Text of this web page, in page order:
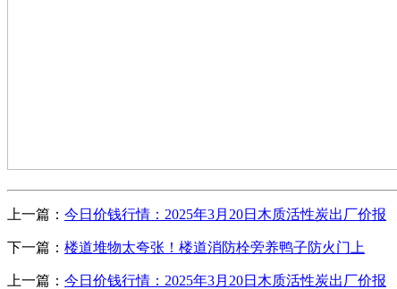
上一篇： 今日价钱行情：2025年3月20日木质活性炭出厂价报
下一篇： 楼道堆物太夸张！楼道消防栓旁养鸭子防火门上
上一篇： 今日价钱行情：2025年3月20日木质活性炭出厂价报